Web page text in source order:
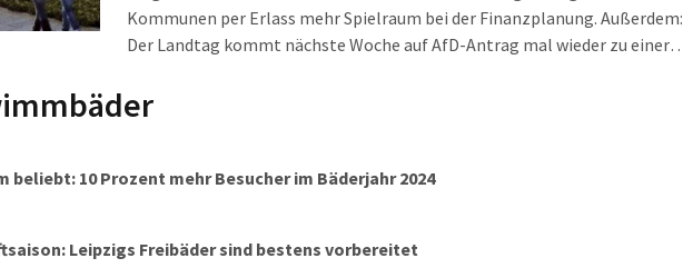
Kommunen per Erlass mehr Spielraum bei der Finanzplanung. Außerdem:
Der Landtag kommt nächste Woche auf AfD-Antrag mal wieder zu einer
Schwimmhalle an der Eisenbahnstraße gibt es ein […]
10 Prozent mehr Besucher im Bäderjahr 2024
Leipzigs Freibäder sind bestens vorbereitet